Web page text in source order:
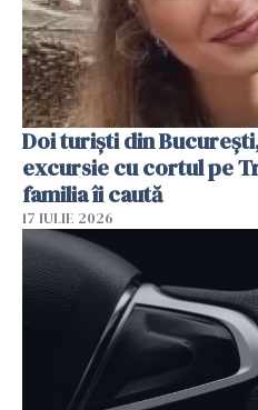
Doi turiști din
excursie cu cortul pe
familia îi caută
17 IULIE 2026